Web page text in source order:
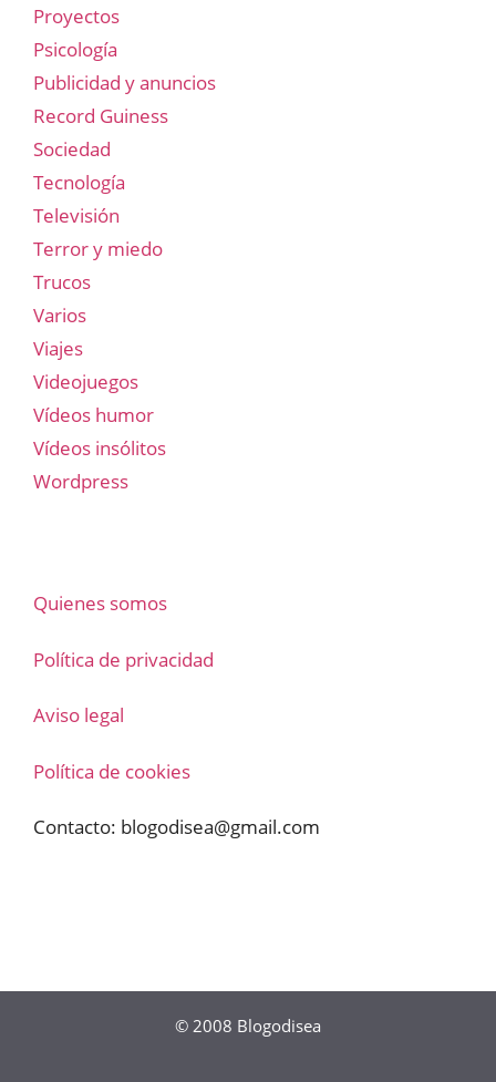
Proyectos
Psicología
Publicidad y anuncios
Record Guiness
Sociedad
Tecnología
Televisión
Terror y miedo
Trucos
Varios
Viajes
Videojuegos
Vídeos humor
Vídeos insólitos
Wordpress
Quienes somos
Política de privacidad
Aviso legal
Política de cookies
Contacto: blogodisea@gmail.com
© 2008 Blogodisea